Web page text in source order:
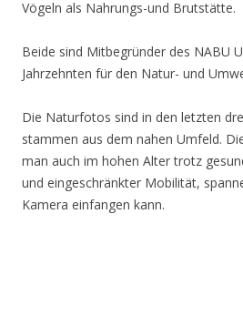
Vögeln als Nahrungs-und Brutstätte.
Beide sind Mitbegründer des NABU
Jahrzehnten für den Natur- und
Die Naturfotos sind in den letzten
stammen aus dem nahen Umfeld.
man auch im hohen Alter trotz
und eingeschränkter Mobilität,
Kamera einfangen kann.